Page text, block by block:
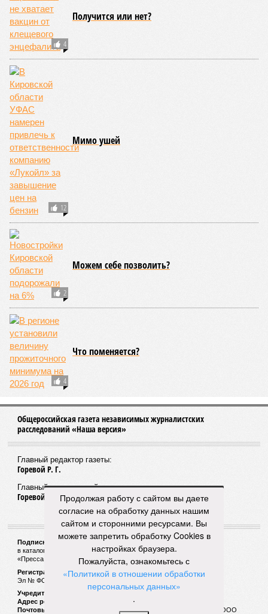
4
Получится или нет?
12
Мимо ушей
2
Можем себе позволить?
4
Что поменяется?
Общероссийская газета независимых журналистских
расследований «Наша версия»
Главный редактор газеты:
Горевой Р. Г.
Главный редактор сайта:
Горевой Р. Г.
Подписной индекс газеты «Наша версия»:
в каталоге «Почта России» —99266
«Пресса России» (зелёный) —41522
Регистрационный номер Роскомнадзора
Эл № ФС77-53847 от 26.04.2013.
Учредитель ООО «Версия»
Адрес редакции:
123100, Россия, Москва, улица 1905 года, 7с1
Почтовый адрес редакции:
123022, Россия, Москва, а/я 29. для ООО
Продолжая работу с сайтом вы даете
согласие на обработку данных нашим
сайтом и сторонними ресурсами. Вы
можете запретить обработку Cookies в
настройках браузера.
Пожалуйста, ознакомьтесь с
«Политикой в отношении обработки
персональных данных»
.